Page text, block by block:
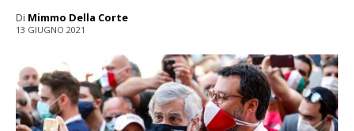
Di Mimmo Della Corte
13 GIUGNO 2021